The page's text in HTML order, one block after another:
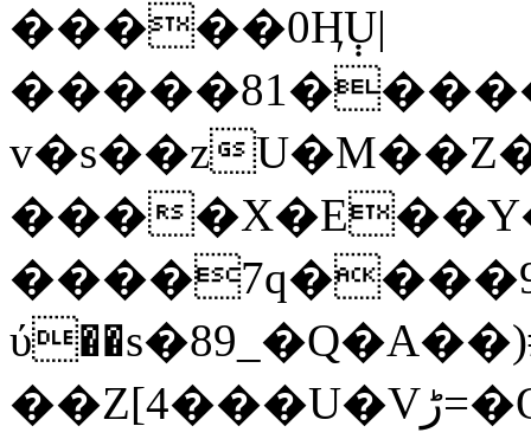
�����0Ӊ݄U|
v�s��z
���
��Z[4���U�Vڑ=�Q*A����C���{����`#&�Sa1M�4�*�`���C�"�vv����;��w��m����[����^+��)